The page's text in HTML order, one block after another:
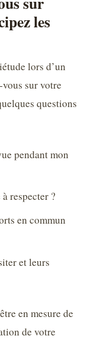
les
lors d’un
sur votre
questions
pendant mon
respecter ?
en commun
et leurs
en mesure de
de votre